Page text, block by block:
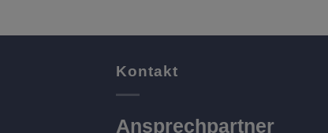
Kontakt
Ansprechpartner